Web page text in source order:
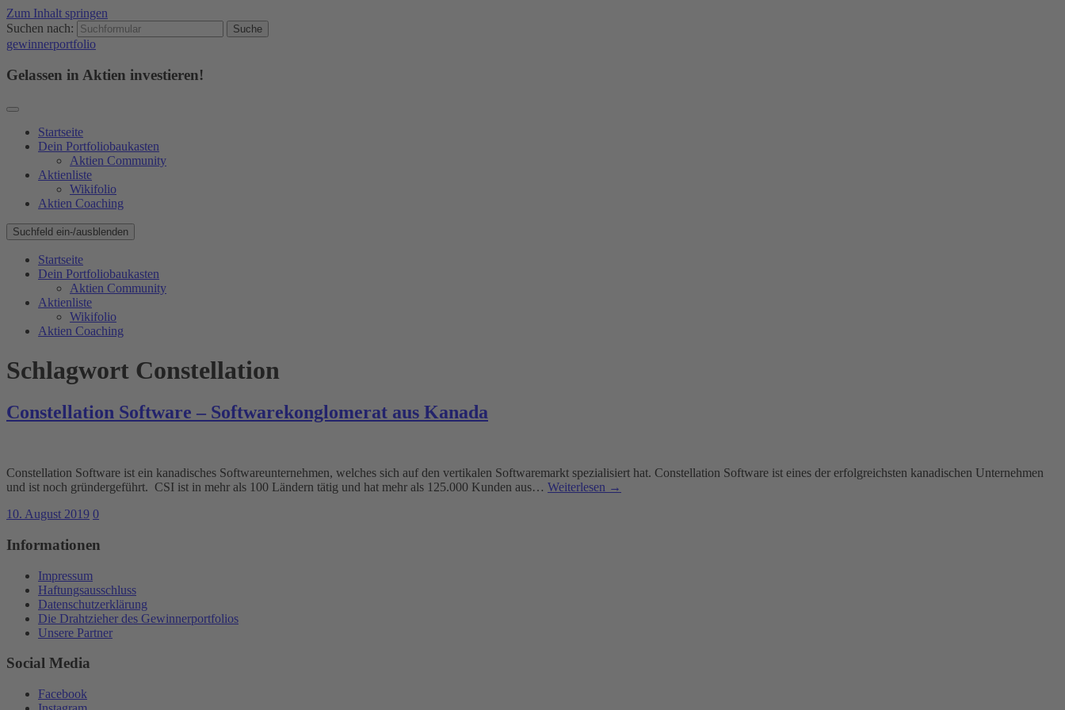
Zum Inhalt springen
Suchen nach:
gewinnerportfolio
Gelassen in Aktien investieren!
Startseite
Dein Portfoliobaukasten
Aktien Community
Aktienliste
Wikifolio
Aktien Coaching
Suchfeld ein-/ausblenden
Startseite
Dein Portfoliobaukasten
Aktien Community
Aktienliste
Wikifolio
Aktien Coaching
Schlagwort Constellation
Constellation Software – Softwarekonglomerat aus Kanada
Constellation Software ist ein kanadisches Softwareunternehmen, welches sich auf den vertikalen Softwaremarkt spezialisiert hat. Constellation Software ist eines der erfolgreichsten kanadischen Unternehmen
und ist noch gründergeführt. CSI ist in mehr als 100 Ländern tätig und hat mehr als 125.000 Kunden aus… Weiterlesen →
10. August 2019 0
Informationen
Impressum
Haftungsausschluss
Datenschutzerklärung
Die Drahtzieher des Gewinnerportfolios
Unsere Partner
Social Media
Facebook